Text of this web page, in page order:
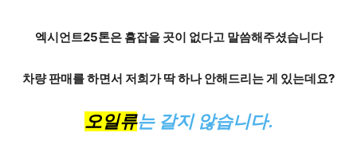
엑시언트25톤은 흠잡을 곳이 없다고 말씀해주셨습니다
차량 판매를 하면서 저희가 딱 하나 안해드리는 게 있는데요?
오일류는 갈지 않습니다.